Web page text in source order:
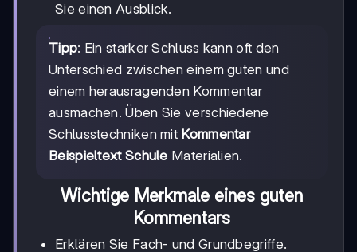
Sie einen Ausblick.
Tipp: Ein starker Schluss kann oft den
Unterschied zwischen einem guten und
einem herausragenden Kommentar
ausmachen. Üben Sie verschiedene
Schlusstechniken mit Kommentar
Beispieltext Schule Materialien.
Wichtige Merkmale eines guten
Kommentars
Erklären Sie Fach- und Grundbegriffe.